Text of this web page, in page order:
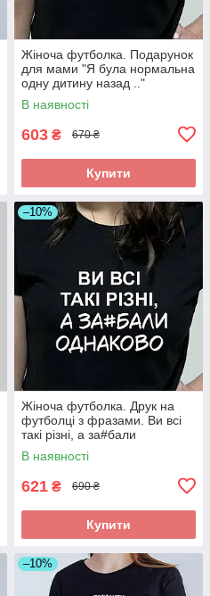
Жіноча футболка. Подарунок
для мами "Я була нормальна
одну дитину назад .."
В наявності
603 ₴ 670 ₴
Купити
–10%
Жіноча футболка. Друк на
футболці з фразами. Ви всі
такі різні, а за#бали
однаково.
В наявності
621 ₴ 690 ₴
Купити
–10%